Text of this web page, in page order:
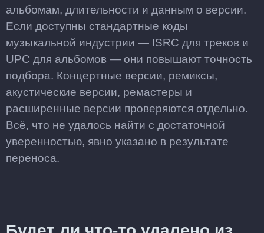
альбомам, длительности и данным о версии.
Если доступны стандартные коды
музыкальной индустрии — ISRC для треков и
UPC для альбомов — они повышают точность
подбора. Концертные версии, ремиксы,
акустические версии, ремастеры и
расширенные версии проверяются отдельно.
Всё, что не удалось найти с достаточной
уверенностью, явно указано в результате
переноса.